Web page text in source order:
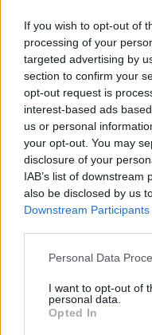
If you wish to opt-out of
processing of your
targeted advertising by
section to confirm your
opt-out request is
interest-based ads
us or personal
your opt-out. You may
disclosure of your
IAB’s list of
also be disclosed by us
Downstream Participants
Personal Data
I want to opt-out of
personal data.
Opted In